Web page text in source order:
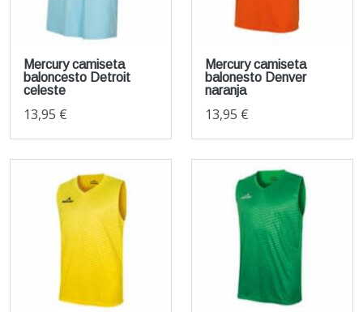
Mercury camiseta
baloncesto Detroit
celeste
13,95 €
Mercury camiseta
balonesto Denver
naranja
13,95 €